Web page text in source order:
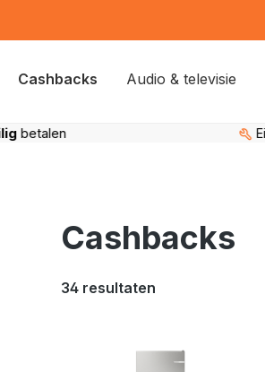
Cashbacks Audio & televisie
Eigen
Cashbacks
34 resultaten